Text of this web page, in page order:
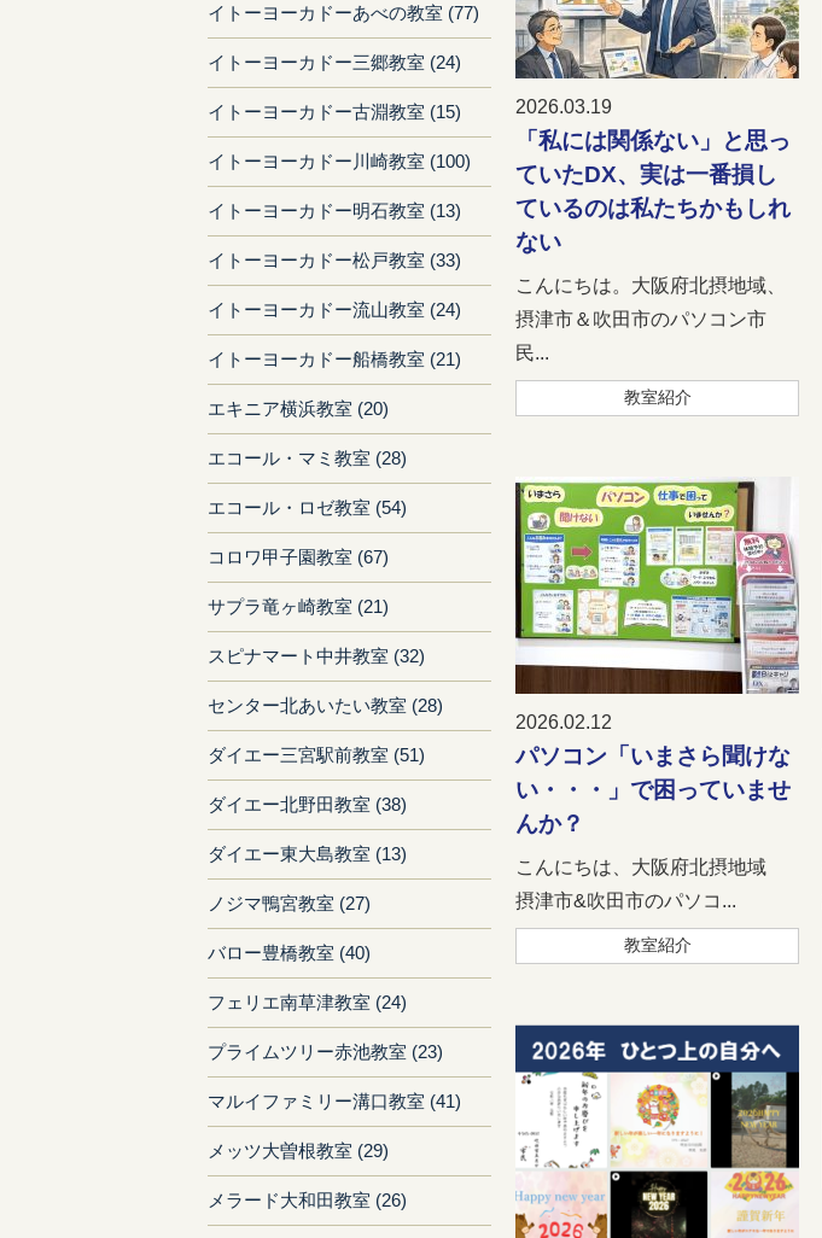
2026.03.19
「私には関係ない」と思っ
ていたDX、実は一番損し
ているのは私たちかもしれ
ない
こんにちは。大阪府北摂地域、
摂津市＆吹田市のパソコン市
民...
教室紹介
2026.02.12
パソコン「いまさら聞けな
い・・・」で困っていませ
んか？
こんにちは、大阪府北摂地域
摂津市&吹田市のパソコ...
教室紹介
イトーヨーカドーあべの教室 (77)
イトーヨーカドー三郷教室 (24)
イトーヨーカドー古淵教室 (15)
イトーヨーカドー川崎教室 (100)
イトーヨーカドー明石教室 (13)
イトーヨーカドー松戸教室 (33)
イトーヨーカドー流山教室 (24)
イトーヨーカドー船橋教室 (21)
エキニア横浜教室 (20)
エコール・マミ教室 (28)
エコール・ロゼ教室 (54)
コロワ甲子園教室 (67)
サプラ竜ヶ崎教室 (21)
スピナマート中井教室 (32)
センター北あいたい教室 (28)
ダイエー三宮駅前教室 (51)
ダイエー北野田教室 (38)
ダイエー東大島教室 (13)
ノジマ鴨宮教室 (27)
バロー豊橋教室 (40)
フェリエ南草津教室 (24)
プライムツリー赤池教室 (23)
マルイファミリー溝口教室 (41)
メッツ大曽根教室 (29)
メラード大和田教室 (26)